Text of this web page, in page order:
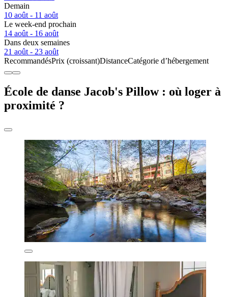
Demain
10 août - 11 août
Le week-end prochain
14 août - 16 août
Dans deux semaines
21 août - 23 août
RecommandésPrix (croissant)DistanceCatégorie d’hébergement
École de danse Jacob's Pillow : où loger à
proximité ?